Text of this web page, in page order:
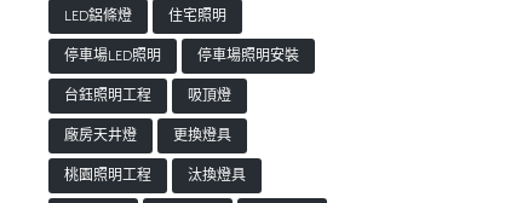
LED鋁條燈
住宅照明
停車場LED照明
停車場照明安裝
台鈺照明工程
吸頂燈
廠房天井燈
更換燈具
桃園照明工程
汰換燈具